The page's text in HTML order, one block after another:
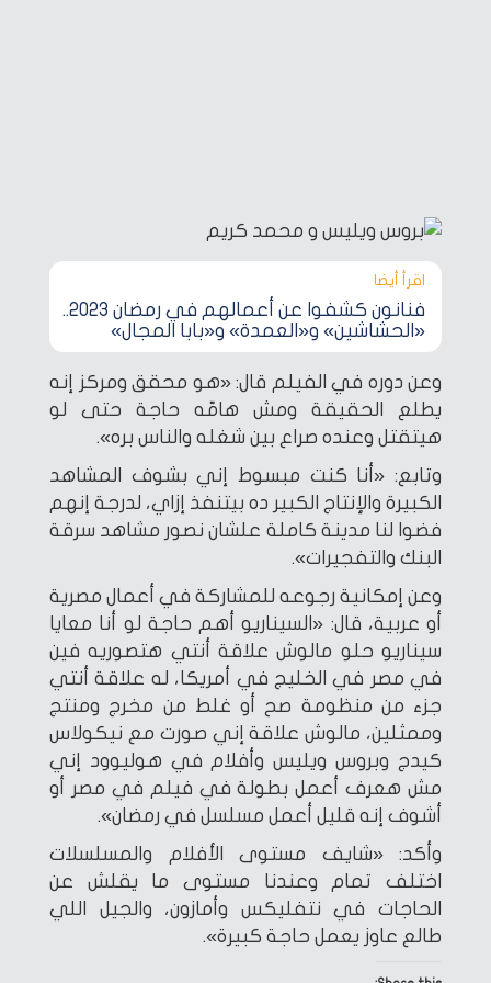
اقرأ أيضا‎
فنانون كشفوا عن أعمالهم في رمضان 2023..
«الحشاشين» و«العمدة» و«بابا المجال»
وعن دوره في الفيلم قال: «هو محقق ومركز إنه
يطلع الحقيقة ومش هامّه حاجة حتى لو
هيتقتل وعنده صراع بين شغله والناس بره».
وتابع: «أنا كنت مبسوط إني بشوف المشاهد
الكبيرة والإنتاج الكبير ده بيتنفذ إزاي، لدرجة إنهم
فضوا لنا مدينة كاملة علشان نصور مشاهد سرقة
البنك والتفجيرات».
وعن إمكانية رجوعه للمشاركة في أعمال مصرية
أو عربية، قال: «السيناريو أهم حاجة لو أنا معايا
سيناريو حلو مالوش علاقة أنتي هتصوريه فين
في مصر في الخليج في أمريكا، له علاقة أنتي
جزء من منظومة صح أو غلط من مخرج ومنتج
وممثلين، مالوش علاقة إني صورت مع نيكولاس
كيدج وبروس ويليس وأفلام في هوليوود إني
مش هعرف أعمل بطولة في فيلم في مصر أو
أشوف إنه قليل أعمل مسلسل في رمضان».
وأكد: «شايف مستوى الأفلام والمسلسلات
اختلف تمام وعندنا مستوى ما يقلش عن
الحاجات في نتفليكس وأمازون، والجيل اللي
طالع عاوز يعمل حاجة كبيرة».